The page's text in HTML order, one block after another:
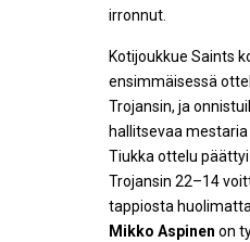
irronnut.
Kotijoukkue Saints
ensimmäisessä
Trojansin, ja
hallitsevaa
Tiukka ottelu
Trojansin 22–14
tappiosta
Mikko Aspinen on